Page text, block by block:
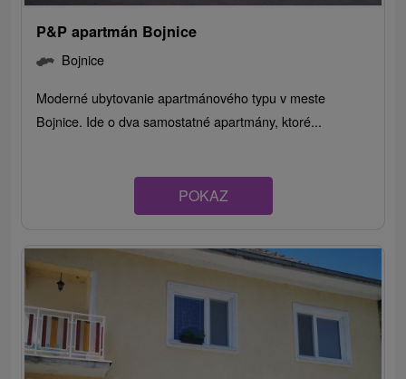
P&P apartmán Bojnice
Bojnice
Moderné ubytovanie apartmánového typu v meste
Bojnice. Ide o dva samostatné apartmány, ktoré...
POKAZ